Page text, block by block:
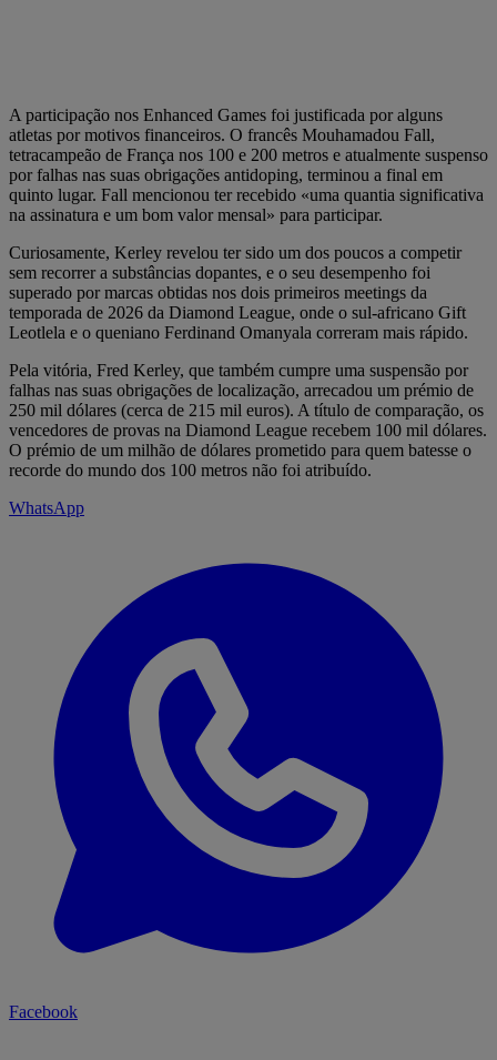
A participação nos Enhanced Games foi justificada por alguns
atletas por motivos financeiros. O francês Mouhamadou Fall,
tetracampeão de França nos 100 e 200 metros e atualmente suspenso
por falhas nas suas obrigações antidoping, terminou a final em
quinto lugar. Fall mencionou ter recebido «uma quantia significativa
na assinatura e um bom valor mensal» para participar.
Curiosamente, Kerley revelou ter sido um dos poucos a competir
sem recorrer a substâncias dopantes, e o seu desempenho foi
superado por marcas obtidas nos dois primeiros meetings da
temporada de 2026 da Diamond League, onde o sul-africano Gift
Leotlela e o queniano Ferdinand Omanyala correram mais rápido.
Pela vitória, Fred Kerley, que também cumpre uma suspensão por
falhas nas suas obrigações de localização, arrecadou um prémio de
250 mil dólares (cerca de 215 mil euros). A título de comparação, os
vencedores de provas na Diamond League recebem 100 mil dólares.
O prémio de um milhão de dólares prometido para quem batesse o
recorde do mundo dos 100 metros não foi atribuído.
WhatsApp
Facebook